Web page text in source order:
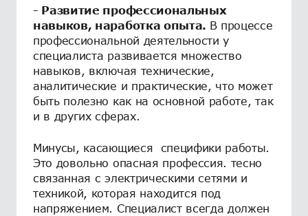
- Развитие профессиональных
навыков, наработка опыта. В процессе
профессиональной деятельности у
специалиста развивается множество
навыков, включая технические,
аналитические и практические, что может
быть полезно как на основной работе, так
и в других сферах.
Минусы, касающиеся специфики работы.
Это довольно опасная профессия. тесно
связанная с электрическими сетями и
техникой, которая находится под
напряжением. Специалист всегда должен